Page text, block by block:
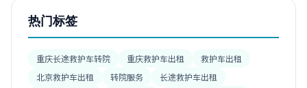
热门标签
重庆长途救护车转院 重庆救护车出租
救护车出租
北京救护车出租
转院服务
长途救护车出租